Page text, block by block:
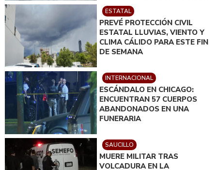
ESTATAL
PREVÉ PROTECCIÓN CIVIL
ESTATAL LLUVIAS, VIENTO Y
CLIMA CÁLIDO PARA ESTE FIN
DE SEMANA
INTERNACIONAL
ESCÁNDALO EN CHICAGO:
ENCUENTRAN 57 CUERPOS
ABANDONADOS EN UNA
FUNERARIA
SAUCILLO
MUERE MILITAR TRAS
VOLCADURA EN LA